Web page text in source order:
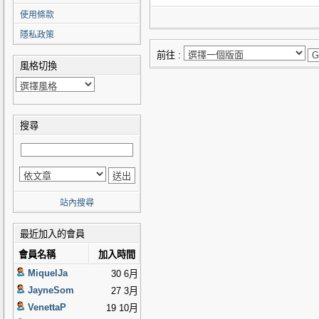
使用條款
隱私政策
風格切換
搜尋
站內搜尋
最近加入的會員
會員名稱
加入時間
MiquelJa
30 6月
JayneSom
27 3月
VenettaP
19 10月
前往 :